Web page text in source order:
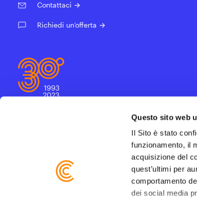
Questo sito web
Il Sito è stato
funzionamento, il
acquisizione del
quest’ultimi per
comportamento
dei social media
Contattaci ->
Richiedi un’offerta ->